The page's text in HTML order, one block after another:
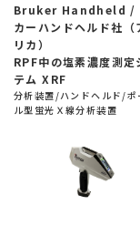
Bruker Handheld /
カーハンドヘルド社（
リカ）
RPF中の塩素濃度測定
テム XRF
分析装置/ハンドヘルド/ポ
ル型蛍光Ｘ線分析装置